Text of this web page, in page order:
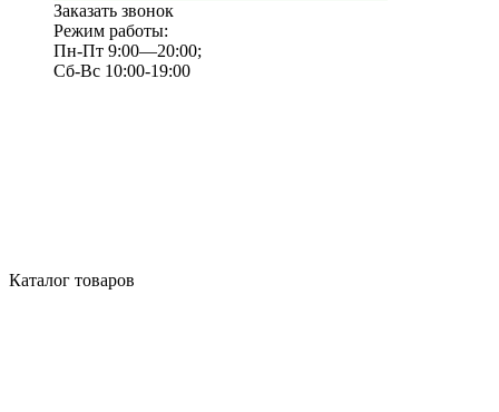
Заказать звонок
Режим работы:
Пн-Пт 9:00—20:00;
Сб-Вс 10:00-19:00
Каталог товаров